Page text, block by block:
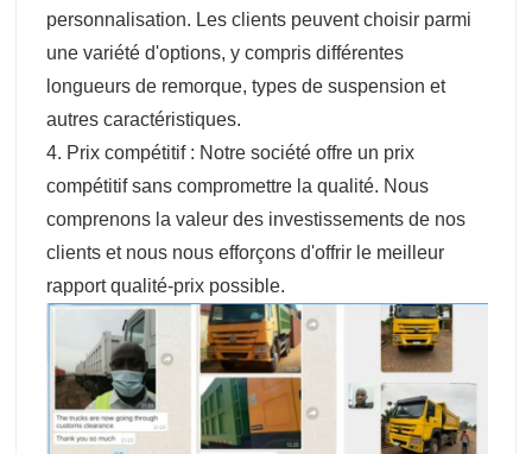
personnalisation. Les clients peuvent choisir parmi
une variété d'options, y compris différentes
longueurs de remorque, types de suspension et
autres caractéristiques.
4. Prix compétitif : Notre société offre un prix
compétitif sans compromettre la qualité. Nous
comprenons la valeur des investissements de nos
clients et nous nous efforçons d'offrir le meilleur
rapport qualité-prix possible.